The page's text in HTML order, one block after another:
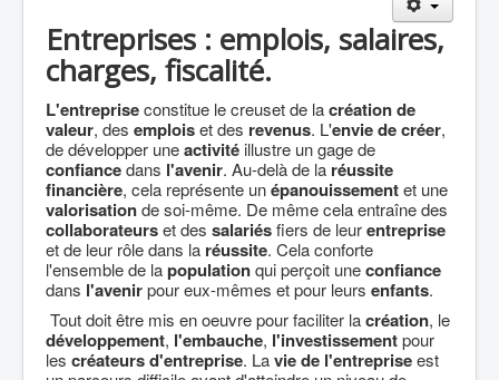
Culture Loisirs
Retraite
Démocratie
Europe
Collectivités
Communes
Gilets jaunes
Coronavirus
Contact
Entreprises : emplois, salaires,
charges, fiscalité.
L'entrepriseconstitue le creuset de lacréation de
valeur, des emploiset des revenus. L'envie de créer,
de développer uneactivité illustre un gage de
confiancedans l'avenir. Au-delà de la réussite
financière, cela représente unépanouissementet une
valorisationde soi-même. De même cela entraîne des
collaborateurset des salariésfiers de leurentreprise
et de leur rôle dans la réussite. Cela conforte
l'ensemble de lapopulationqui perçoit uneconfiance
dans l'avenirpour eux-mêmes et pour leurs enfants.
Tout doit être mis en oeuvre pour faciliter lacréation, le
développement, l'embauche, l'investissementpour
les créateurs d'entreprise. Lavie de l'entrepriseest